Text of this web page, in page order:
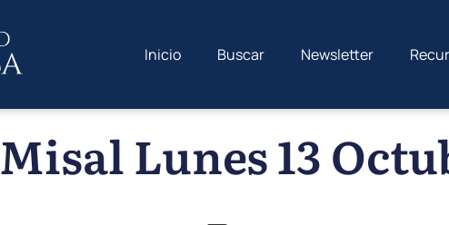
Inicio Buscar Newsletter
Misal Lunes 13